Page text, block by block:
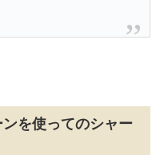
を使ってのシャー